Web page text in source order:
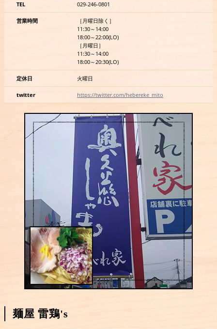
TEL 029-246-0801
営業時間
［月曜日除く］
11:30～14:00
18:00～22:00(LO)
［月曜日］
11:30～14:00
18:00～20:30(LO)
定休日 火曜日
twitter https://twitter.com/hebereke_mito
麺屋 雷鶏's